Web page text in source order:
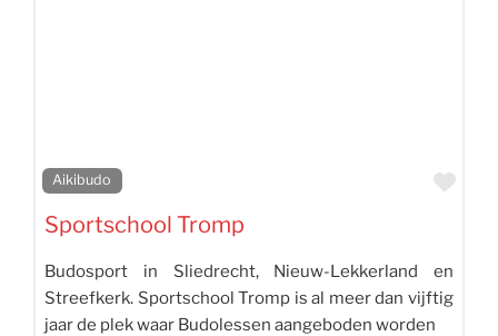
Aikibudo
Sportschool Tromp
Budosport in Sliedrecht, Nieuw-Lekkerland en
Streefkerk. Sportschool Tromp is al meer dan vijftig
jaar de plek waar Budolessen aangeboden worden